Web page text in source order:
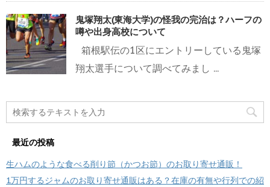
鬼塚翔太(東海大学)の怪我の完治は？ハーフの
噂や出身高校について
箱根駅伝の1区にエントリーしている鬼塚
翔太選手について調べてみまし ...
最近の投稿
生ハムのような食べる削り節（かつお節）のお取り寄せ通販！
1万円するジャムのお取り寄せ通販はある？在庫の有無や行列での紹